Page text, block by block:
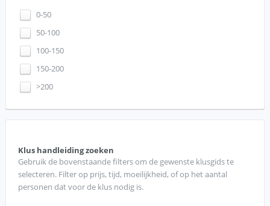
0-50
50-100
100-150
150-200
>200
Klus handleiding zoeken
Gebruik de bovenstaande filters om de gewenste klusgids te
selecteren. Filter op prijs, tijd, moeilijkheid, of op het aantal
personen dat voor de klus nodig is.